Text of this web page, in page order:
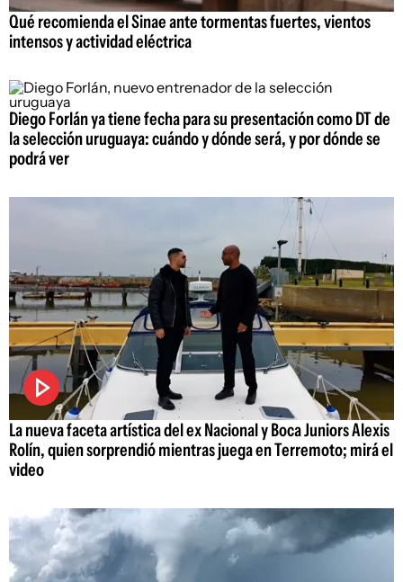
Qué recomienda el Sinae ante tormentas fuertes, vientos
intensos y actividad eléctrica
Diego Forlán ya tiene fecha para su presentación como DT de
la selección uruguaya: cuándo y dónde será, y por dónde se
podrá ver
La nueva faceta artística del ex Nacional y Boca Juniors Alexis
Rolín, quien sorprendió mientras juega en Terremoto; mirá el
video